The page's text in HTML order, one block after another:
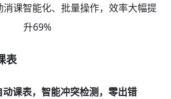
消课智能化、批量操作，效率大幅提
升69%
表
课表，智能冲突检测，零出错